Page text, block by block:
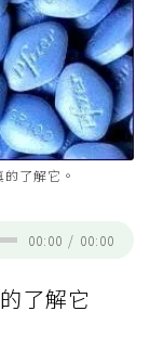
了解它。
00:00 / 00:00
了解它